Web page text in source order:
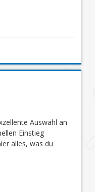
Auswahl an
Einstieg
alles, was du